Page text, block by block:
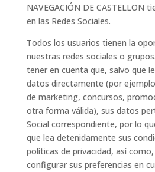
NAVEGACIÓN DE CASTELLON
en las Redes Sociales.
Todos los usuarios tienen la
nuestras redes sociales o
tener en cuenta que, salvo que
datos directamente (por
de marketing, concursos,
otra forma válida), sus datos
Social correspondiente, por lo
que lea detenidamente sus
políticas de privacidad, así
configurar sus preferencias en